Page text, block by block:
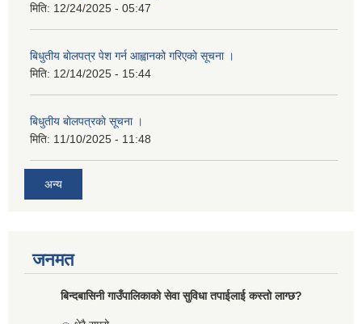
मिति: 12/24/2025 - 05:47
बिधुतीय बाेलपत्र पेश गर्न आह्वानको गरिएकाे सूचना ।
मिति: 12/14/2025 - 15:44
बिधुतीय बाेलपत्रकाे सूचना ।
मिति: 11/10/2025 - 11:48
अन्य
जनमत
बिन्दबासिनी गाउँपालिकाको सेवा सुविधा तपाईलाई कस्तो लाग्छ?